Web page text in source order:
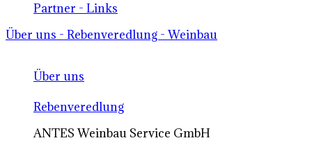
Partner - Links
Über uns - Rebenveredlung - Weinbau
Über uns
Rebenveredlung
ANTES Weinbau Service GmbH